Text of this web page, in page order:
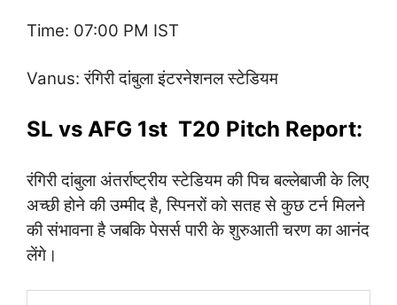
Time: 07:00 PM IST
Vanus: रंगिरी दांबुला इंटरनेशनल स्टेडियम
SL vs AFG 1st T20 Pitch Report:
रंगिरी दांबुला अंतर्राष्ट्रीय स्टेडियम की पिच बल्लेबाजी के लिए
अच्छी होने की उम्मीद है, स्पिनरों को सतह से कुछ टर्न मिलने
की संभावना है जबकि पेसर्स पारी के शुरुआती चरण का आनंद
लेंगे।